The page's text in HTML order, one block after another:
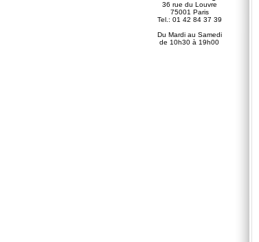
36 rue du Louvre
75001 Paris
Tel.: 01 42 84 37 39
Du Mardi au Samedi
de 10h30 à 19h00